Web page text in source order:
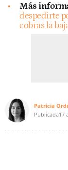
Más
despedirte
cobras la
Patricia
Publicada17